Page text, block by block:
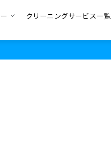
クリーニングサービス一覧